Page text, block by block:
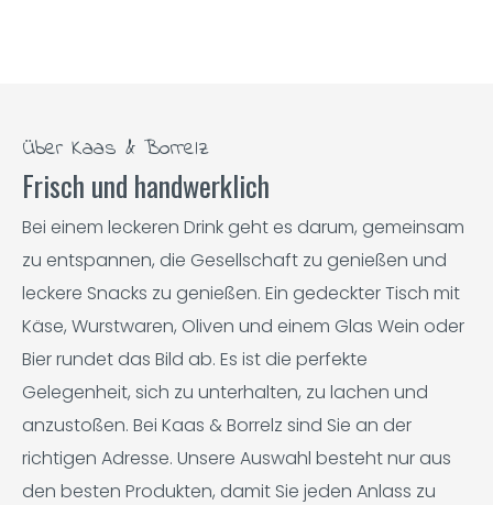
Über Kaas & Borrelz
Frisch und handwerklich
Bei einem leckeren Drink geht es darum, gemeinsam
zu entspannen, die Gesellschaft zu genießen und
leckere Snacks zu genießen. Ein gedeckter Tisch mit
Käse, Wurstwaren, Oliven und einem Glas Wein oder
Bier rundet das Bild ab. Es ist die perfekte
Gelegenheit, sich zu unterhalten, zu lachen und
anzustoßen. Bei Kaas & Borrelz sind Sie an der
richtigen Adresse. Unsere Auswahl besteht nur aus
den besten Produkten, damit Sie jeden Anlass zu